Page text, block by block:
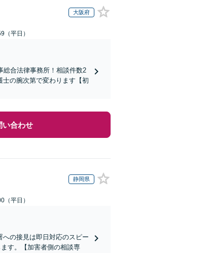
大阪府
（平日）
総合法律事務所！相談件数2
の腕次第で変わります【初
い合わせ
静岡県
（平日）
への接見は即日対応のスピー
す。【加害者側の相談専